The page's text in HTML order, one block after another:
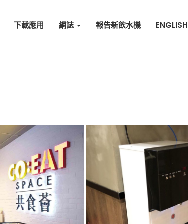
下載應用 網誌 報告新飲水機 ENGLISH